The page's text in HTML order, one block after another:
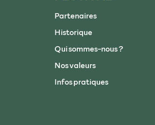
Partenaires
Historique
Qui sommes-nous ?
Nos valeurs
Infos pratiques